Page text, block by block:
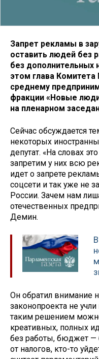
Запрет рекламы в
оставить людей без
без дополнительных
этом глава
среднему
фракции «Новые
на пленарном
Сейчас обсуждается
некоторых
депутат. «На словах
запретим у них всю
идет о запрете
соцсети и так уже не
России. Зачем нам
отечественных
Демин.
Он обратил внимание
законопроекта не
таким решением
креативных, полных
без работы, бюджет —
от налогов, кто-то